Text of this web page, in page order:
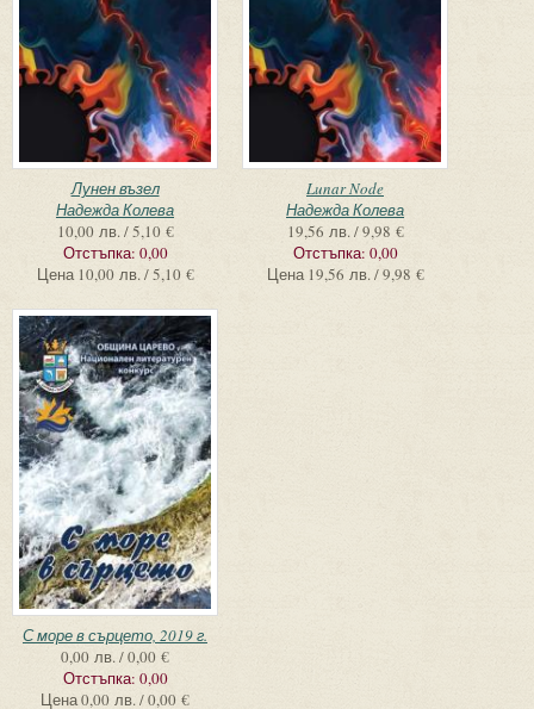
Лунен възел
Надежда Колева
10,00 лв. / 5,10 €
Отстъпка: 0,00
Цена 10,00 лв. / 5,10 €
Lunar Node
Надежда Колева
19,56 лв. / 9,98 €
Отстъпка: 0,00
Цена 19,56 лв. / 9,98 €
С море в сърцето, 2019 г.
0,00 лв. / 0,00 €
Отстъпка: 0,00
Цена0,00 лв. / 0,00 €